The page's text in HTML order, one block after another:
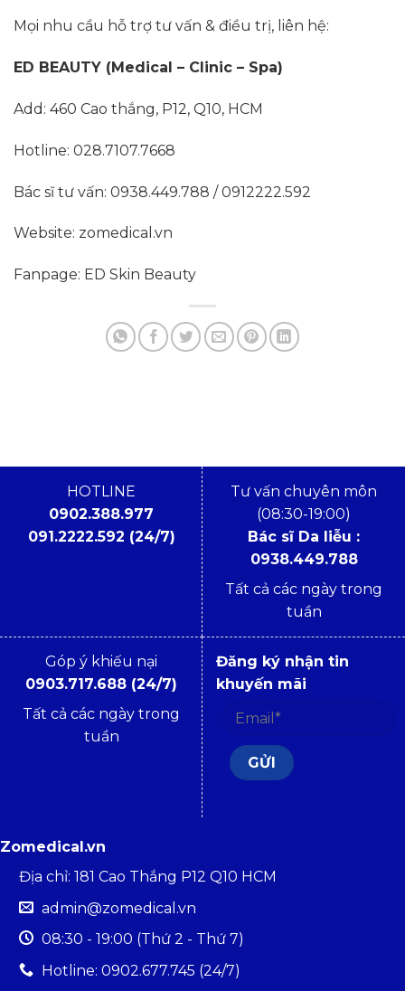
Mọi nhu cầu hỗ trợ tư vấn & điều trị, liên hệ:
ED BEAUTY (Medical – Clinic – Spa)
Add: 460 Cao thắng, P12, Q10, HCM
Hotline: 028.7107.7668
Bác sĩ tư vấn: 0938.449.788 / 0912222.592
Website: zomedical.vn
Fanpage: ED Skin Beauty
HOTLINE
0902.388.977
091.2222.592 (24/7)
Tư vấn chuyên môn
(08:30-19:00)
Bác sĩ Da liễu :
0938.449.788
Tất cả các ngày trong
tuần
Góp ý khiếu nại
0903.717.688 (24/7)
Tất cả các ngày trong
tuần
Đăng ký nhận tin
khuyến mãi
Zomedical.vn
Địa chỉ: 181 Cao Thắng P12 Q10 HCM
admin@zomedical.vn
08:30 - 19:00 (Thứ 2 - Thứ 7)
Hotline: 0902.677.745 (24/7)